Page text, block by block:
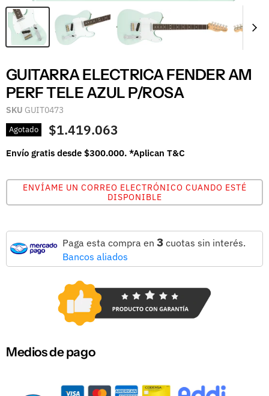
GUITARRA ELECTRICA FENDER AM
PERF TELE AZUL P/ROSA
SKU GUIT0473
Agotado $1.419.063
Envío gratis desde $300.000. *Aplican T&C
ENVÍAME UN CORREO ELECTRÓNICO CUANDO ESTÉ
DISPONIBLE
Paga esta compra en 3 cuotas sin interés.
Bancos aliados
Medios de pago